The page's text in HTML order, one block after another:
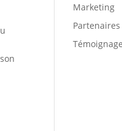
Marketing
Partenaires